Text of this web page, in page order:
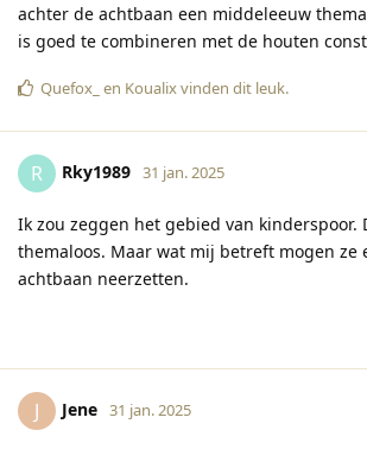
achter de achtbaan een middeleeuw
is goed te combineren met de houten
Quefox_ en Koualixvinden dit leuk.
R Rky1989 31 jan. 2025
Ik zou zeggen het gebied van kinderspoor.
themaloos. Maar wat mij betreft mogen ze
achtbaan neerzetten.
J Jene 31 jan. 2025